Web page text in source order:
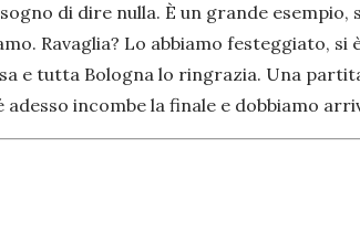
di dire nulla. È un grande
Ravaglia? Lo abbiamo festeggiato,
e tutta Bologna lo ringrazia. Una
incombe la finale e dobbiamo